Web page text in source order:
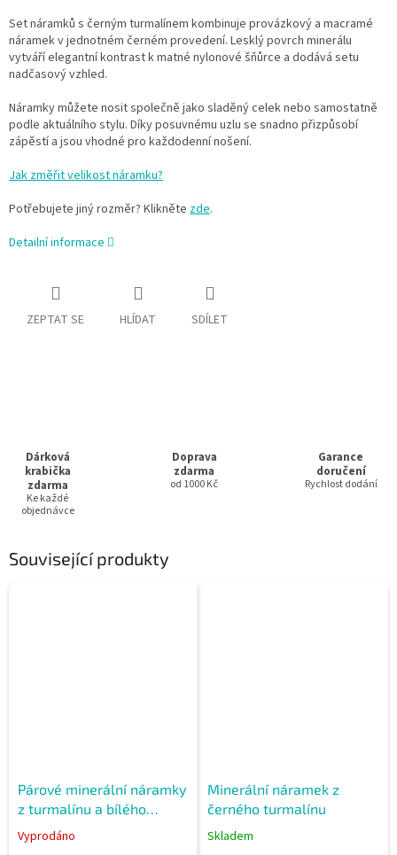
Set náramků s černým turmalínem kombinuje provázkový a macramé
náramek v jednotném černém provedení. Lesklý povrch minerálu
vytváří elegantní kontrast k matné nylonové šňůrce a dodává setu
nadčasový vzhled.
Náramky můžete nosit společně jako sladěný celek nebo samostatně
podle aktuálního stylu. Díky posuvnému uzlu se snadno přizpůsobí
zápěstí a jsou vhodné pro každodenní nošení.
Jak změřit velikost náramku?
Potřebujete jiný rozměr? Klikněte zde.
Detailní informace
ZEPTAT SE HLÍDAT SDÍLET
Dárková
krabička
zdarma
Ke každé
objednávce
Doprava
zdarma
od 1000 Kč
Garance
doručení
Rychlost dodání
Související produkty
Párové minerální náramky
z turmalínu a bílého
achátu
Vyprodáno
Minerální náramek z
černého turmalínu
Skladem